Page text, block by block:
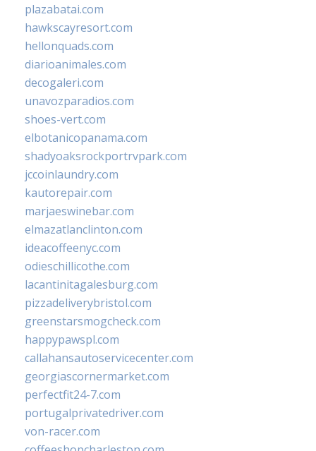
plazabatai.com
hawkscayresort.com
hellonquads.com
diarioanimales.com
decogaleri.com
unavozparadios.com
shoes-vert.com
elbotanicopanama.com
shadyoaksrockportrvpark.com
jccoinlaundry.com
kautorepair.com
marjaeswinebar.com
elmazatlanclinton.com
ideacoffeenyc.com
odieschillicothe.com
lacantinitagalesburg.com
pizzadeliverybristol.com
greenstarsmogcheck.com
happypawspl.com
callahansautoservicecenter.com
georgiascornermarket.com
perfectfit24-7.com
portugalprivatedriver.com
von-racer.com